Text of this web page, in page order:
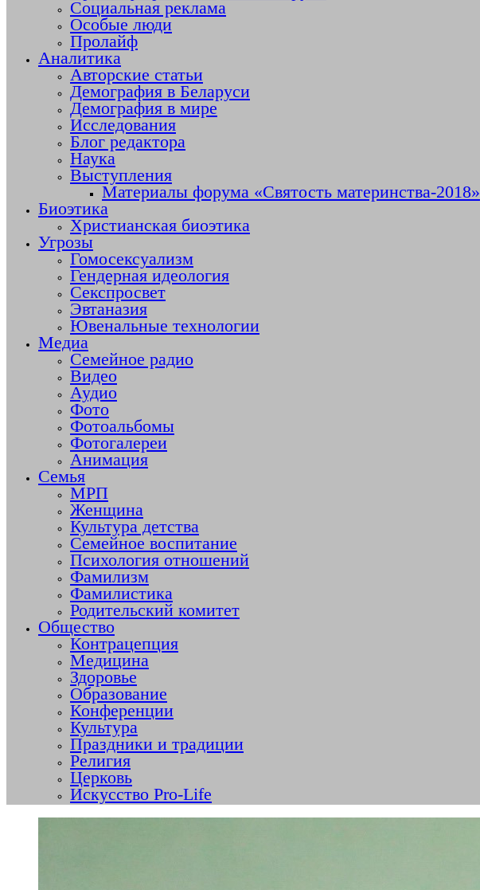
Социальная реклама
Особые люди
Пролайф
Аналитика
Авторские статьи
Демография в Беларуси
Демография в мире
Исследования
Блог редактора
Наука
Выступления
Материалы форума «Святость материнства-2018»
Биоэтика
Христианская биоэтика
Угрозы
Гомосексуализм
Гендерная идеология
Секспросвет
Эвтаназия
Ювенальные технологии
Медиа
Семейное радио
Видео
Аудио
Фото
Фотоальбомы
Фотогалереи
Анимация
Семья
МРП
Женщина
Культура детства
Семейное воспитание
Психология отношений
Фамилизм
Фамилистика
Родительский комитет
Общество
Контрацепция
Медицина
Здоровье
Образование
Конференции
Культура
Праздники и традиции
Религия
Церковь
Искусство Pro-Life